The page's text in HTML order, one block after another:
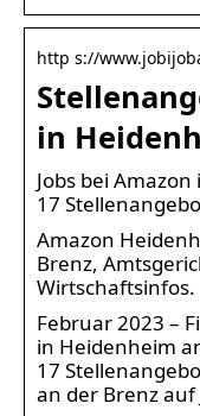
http s://
in
Jobs bei
17
Amazon
Brenz,
Wirtschaftsinfos.
Februar 2023 –
in Heidenheim
17
an der Brenz auf